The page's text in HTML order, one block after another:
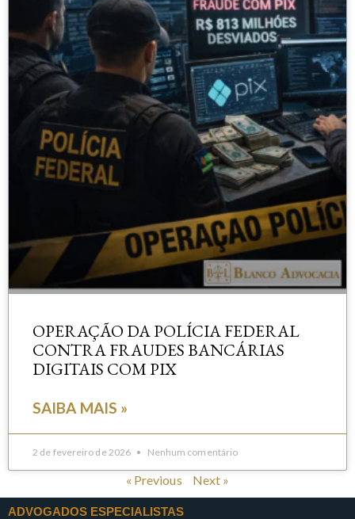
OPERAÇÃO DA POLÍCIA FEDERAL
CONTRA FRAUDES BANCÁRIAS
DIGITAIS COM PIX
SAIBA MAIS »
2 de fevereiro de 2026 Nenhum comentário
« Previous Next »
ADVOGADOS ESPECIALISTAS